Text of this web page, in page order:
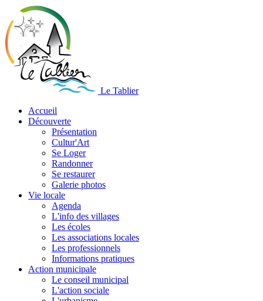
Le Tablier
Accueil
Découverte
Présentation
Cultur'Art
Se Loger
Randonner
Se restaurer
Galerie photos
Vie locale
Agenda
L'info des villages
Les écoles
Les associations locales
Les professionnels
Informations pratiques
Action municipale
Le conseil municipal
L'action sociale